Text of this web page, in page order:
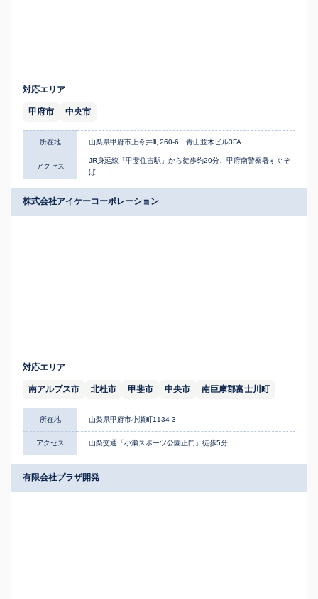
対応エリア
甲府市 中央市
所在地 山梨県甲府市上今井町260-6 青山並木ビル3FA
アクセス
JR身延線「甲斐住吉駅」から徒歩約20分、甲府南警察署すぐそ
ば
株式会社アイケーコーポレーション
対応エリア
南アルプス市 北杜市 甲斐市 中央市 南巨摩郡富士川町
所在地 山梨県甲府市小瀬町1134-3
アクセス 山梨交通「小瀬スポーツ公園正門」徒歩5分
有限会社プラザ開発